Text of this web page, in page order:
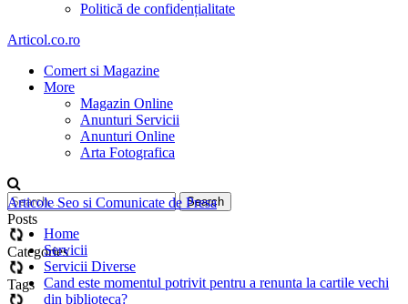
Politică de confidențialitate
Articol.co.ro
Comert si Magazine
More
Magazin Online
Anunturi Servicii
Anunturi Online
Arta Fotografica
Posts
Categories
Tags
Articole Seo si Comunicate de Presa
Home
Servicii
Servicii Diverse
Cand este momentul potrivit pentru a renunta la cartile vechi
din biblioteca?